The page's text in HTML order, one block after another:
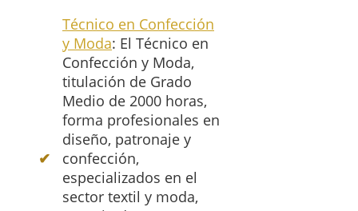
Técnico en Confección
y Moda: El Técnico en
Confección y Moda,
titulación de Grado
Medio de 2000 horas,
forma profesionales en
diseño, patronaje y
confección,
especializados en el
sector textil y moda,